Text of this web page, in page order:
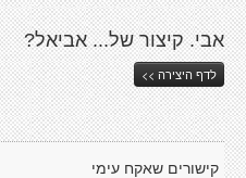
אבי. קיצור של... אביאל?
לדף היצירה >>
קישורים שאקח עימי